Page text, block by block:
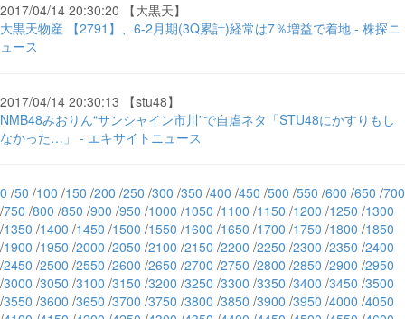
2017/04/14 20:30:20 【大黒天】
大黒天物産 【2791】、6-2月期(3Q累計)経常は7％増益で着地 - 株探ニ
ュース
2017/04/14 20:30:13 【stu48】
NMB48みおりん“サンシャイン市川”で自虐ネタ「STU48にかすりもし
なかった…」 - エキサイトニュース
0 /50 /100 /150 /200 /250 /300 /350 /400 /450 /500 /550 /600 /650 /700
/750 /800 /850 /900 /950 /1000 /1050 /1100 /1150 /1200 /1250 /1300
/1350 /1400 /1450 /1500 /1550 /1600 /1650 /1700 /1750 /1800 /1850
/1900 /1950 /2000 /2050 /2100 /2150 /2200 /2250 /2300 /2350 /2400
/2450 /2500 /2550 /2600 /2650 /2700 /2750 /2800 /2850 /2900 /2950
/3000 /3050 /3100 /3150 /3200 /3250 /3300 /3350 /3400 /3450 /3500
/3550 /3600 /3650 /3700 /3750 /3800 /3850 /3900 /3950 /4000 /4050